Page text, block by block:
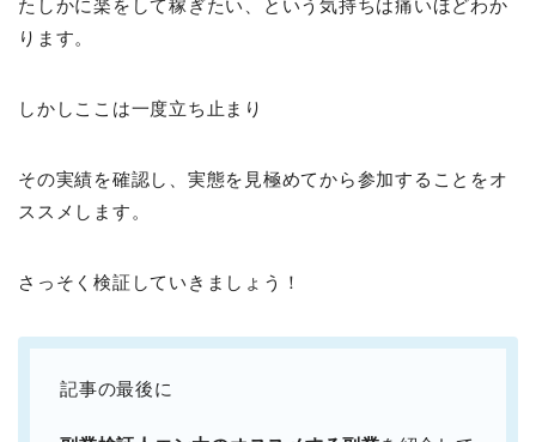
たしかに楽をして稼ぎたい、という気持ちは痛いほどわか
ります。
しかしここは一度立ち止まり
その実績を確認し、実態を見極めてから参加することをオ
ススメします。
さっそく検証していきましょう！
記事の最後に